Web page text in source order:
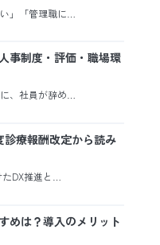
」「管理職に…
事制度・評価・職場環
に、社員が辞め…
診療報酬改定から読み
DX推進と…
めは？導入のメリット